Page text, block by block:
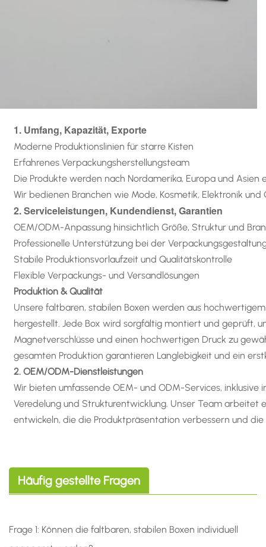
1. Umfang, Kapazität, Exporte
Moderne Produktionslinien für starre Kisten
Erfahrenes Verpackungsherstellungsteam
Die Produkte werden nach Nordamerika, Europa und Asien
Wir bedienen Branchen wie Mode, Kosmetik, Elektronik
2. Serviceleistungen, Kundendienst, Garantien
OEM/ODM-Anpassung hinsichtlich Größe, Struktur und
Professionelle Unterstützung bei der
Stabile Produktionsvorlaufzeit und Qualitätskontrolle
Flexible Verpackungs- und Versandlösungen
Produktion & Qualität
Unsere faltbaren, stabilen Boxen werden aus
hergestellt. Jede Box wird sorgfältig montiert und geprüft,
Magnetverschlüsse und einen hochwertigen Druck zu
gesamten Produktion garantieren Langlebigkeit und ein
2. OEM/ODM-Dienstleistungen
Wir bieten umfassende OEM- und ODM-Services, inklusive
Veredelung und Strukturentwicklung. Unser Team arbeitet
entwickeln, die die Produktpräsentation verbessern und
Häufig gestellte Fragen
Frage 1: Können die faltbaren, stabilen Boxen individuell